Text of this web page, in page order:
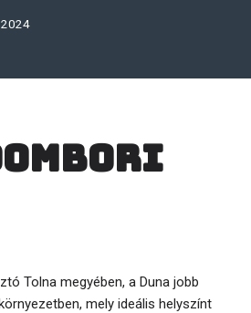
Tolna megyében, a Duna jobb
mely ideális helyszínt